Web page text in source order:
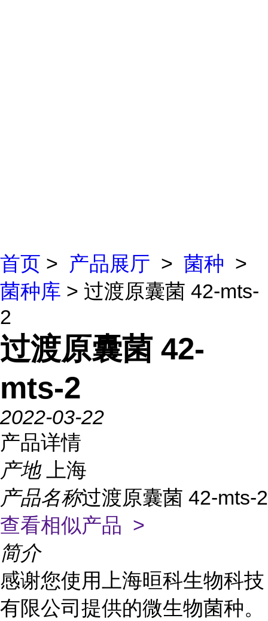
首页 > 产品展厅 > 菌种 >
菌种库 > 过渡原囊菌 42-mts-
2
过渡原囊菌 42-
mts-2
2022-03-22
产品详情
产地
上海
产品名称过渡原囊菌 42-mts-2
查看相似产品 >
简介
感谢您使用上海晅科生物科技
有限公司提供的微生物菌种。